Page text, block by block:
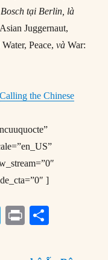
tại Berlin, là
Asian Juggernaut,
Peace, vàWar:
Calling the Chinese
]
T
P
n
a